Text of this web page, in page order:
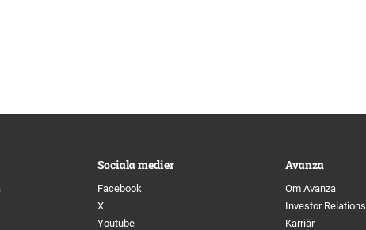
Sociala medier
Facebook
X
Youtube
Avanza
Om Avanza
Investor Relations
Karriär